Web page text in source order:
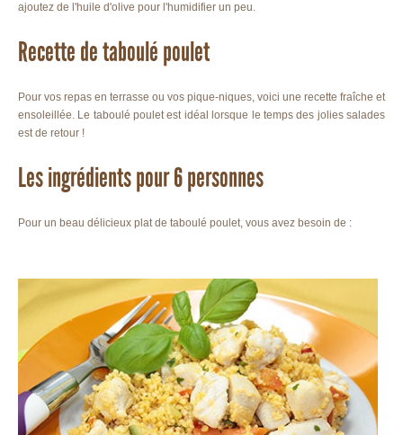
ajoutez de l'huile d'olive pour l'humidifier un peu.
Recette de taboulé poulet
Pour vos repas en terrasse ou vos pique-niques, voici une recette fraîche et
ensoleillée. Le taboulé poulet est idéal lorsque le temps des jolies salades
est de retour !
Les ingrédients pour 6 personnes
Pour un beau délicieux plat de taboulé poulet, vous avez besoin de :